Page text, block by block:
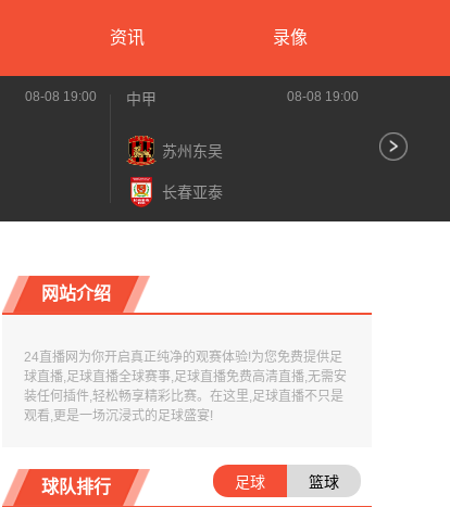
资讯 录像
08-08 19:00 中甲 08-08 19:00
苏州东吴
长春亚泰
网站介绍
24直播网为你开启真正纯净的观赛体验!为您免费提供足
球直播,足球直播全球赛事,足球直播免费高清直播,无需安
装任何插件,轻松畅享精彩比赛。在这里,足球直播不只是
观看,更是一场沉浸式的足球盛宴!
球队排行 足球 篮球